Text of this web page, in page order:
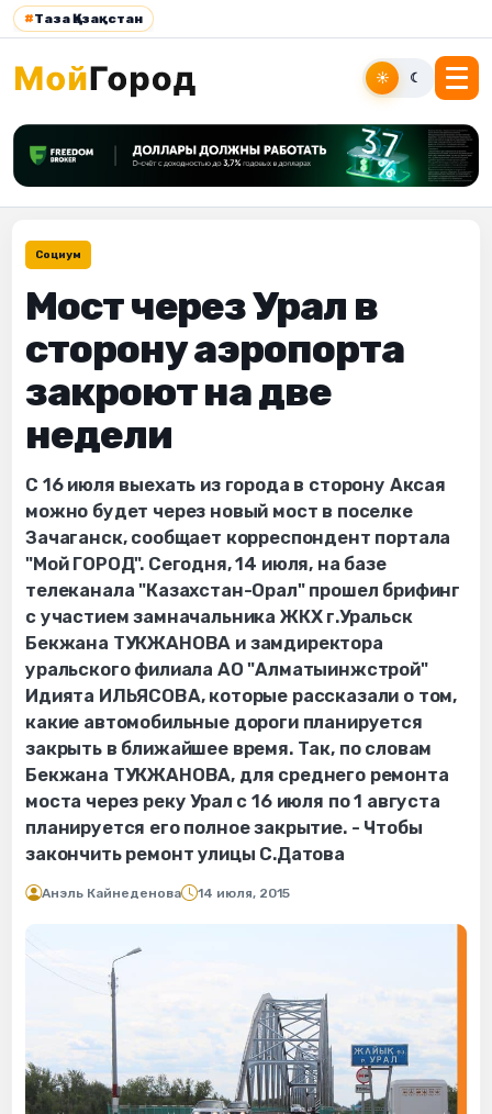
#Таза Қазақстан
☀ ☾
Социум
Мост через Урал в
сторону аэропорта
закроют на две
недели
С 16 июля выехать из города в сторону Аксая
можно будет через новый мост в поселке
Зачаганск, сообщает корреспондент портала
"Мой ГОРОД". Сегодня, 14 июля, на базе
телеканала "Казахстан-Орал" прошел брифинг
с участием замначальника ЖКХ г.Уральск
Бекжана ТУКЖАНОВА и замдиректора
уральского филиала АО "Алматыинжстрой"
Идията ИЛЬЯСОВА, которые рассказали о том,
какие автомобильные дороги планируется
закрыть в ближайшее время. Так, по словам
Бекжана ТУКЖАНОВА, для среднего ремонта
моста через реку Урал с 16 июля по 1 августа
планируется его полное закрытие. - Чтобы
закончить ремонт улицы С.Датова
Анэль Кайнеденова 14 июля, 2015